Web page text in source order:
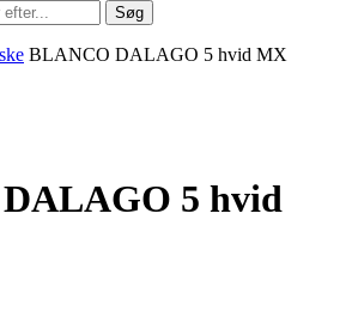
Søg
BLANCO DALAGO 5 hvid MX
5 hvid